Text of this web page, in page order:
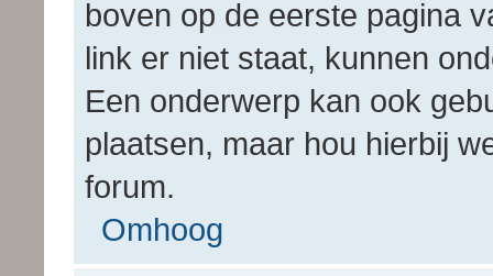
boven op de eerste pagina
link er niet staat, kunnen
Een onderwerp kan ook
plaatsen, maar hou hierbij
forum.
Omhoog